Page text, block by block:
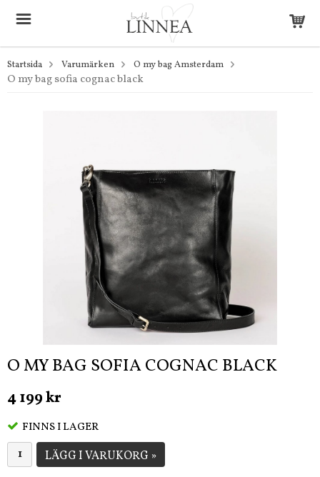
Startsida Varumärken O my bag Amsterdam
O my bag sofia cognac black
O MY BAG SOFIA COGNAC BLACK
4 199 kr
FINNS I LAGER
LÄGG I VARUKORG »